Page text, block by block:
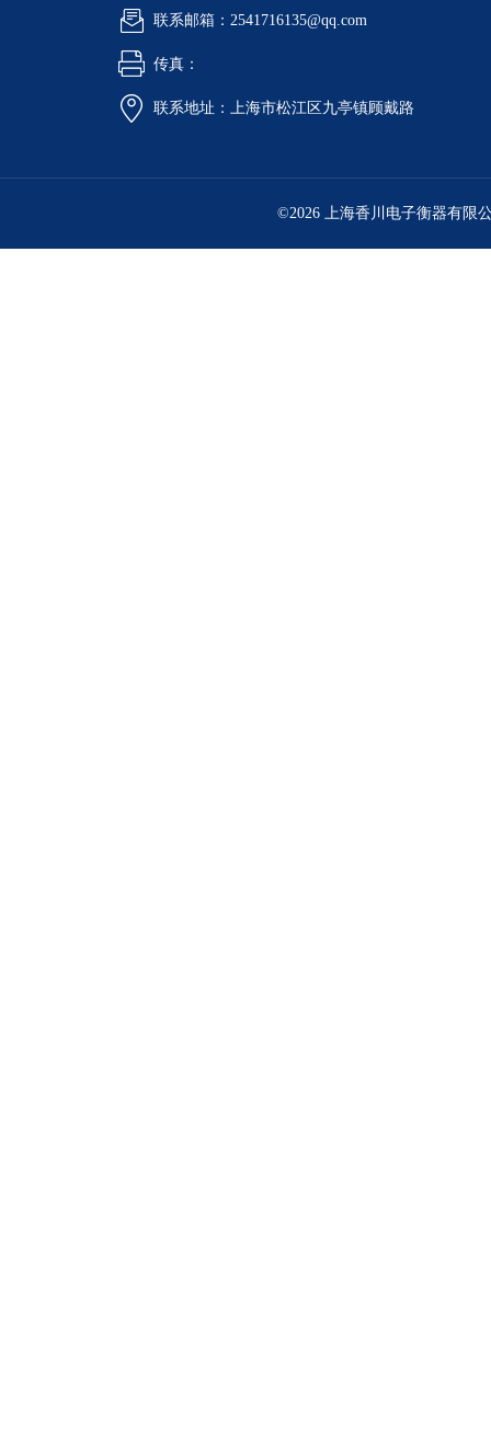
联系邮箱：2541716135@qq.com
传真：
联系地址：上海市松江区九亭镇顾戴路
©2026 上海香川电子衡器有限